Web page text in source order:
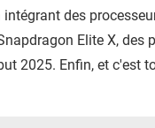
des
Elite X, des
2025. Enfin, et c'est